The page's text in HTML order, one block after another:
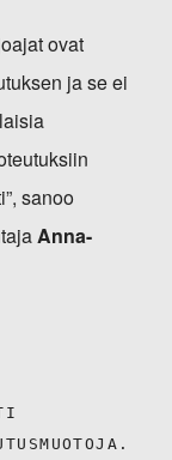
ovat
ja se ei
sanoo
Anna-